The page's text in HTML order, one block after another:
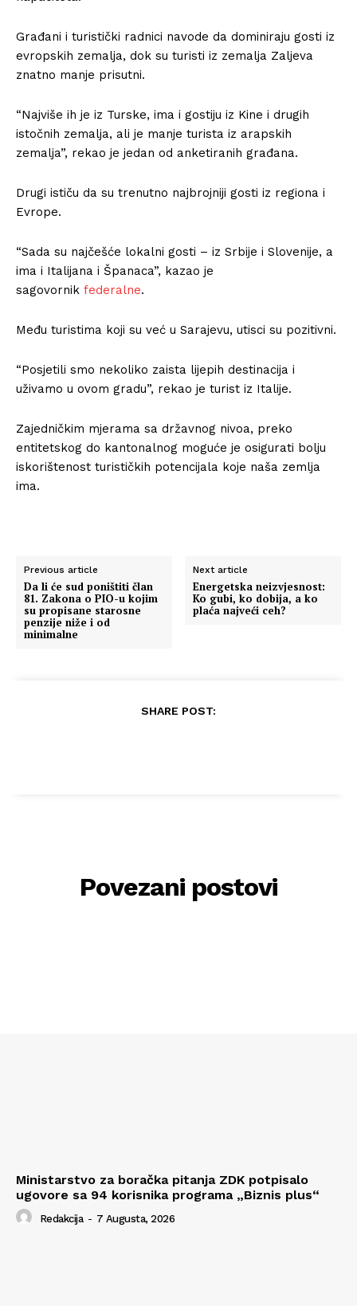
Građani i turistički radnici navode da dominiraju gosti iz
evropskih zemalja, dok su turisti iz zemalja Zaljeva
znatno manje prisutni.
“Najviše ih je iz Turske, ima i gostiju iz Kine i drugih
istočnih zemalja, ali je manje turista iz arapskih
zemalja”, rekao je jedan od anketiranih građana.
Drugi ističu da su trenutno najbrojniji gosti iz regiona i
Evrope.
“Sada su najčešće lokalni gosti – iz Srbije i Slovenije, a
ima i Italijana i Španaca”, kazao je
sagovornik federalne.
Među turistima koji su već u Sarajevu, utisci su pozitivni.
“Posjetili smo nekoliko zaista lijepih destinacija i
uživamo u ovom gradu”, rekao je turist iz Italije.
Zajedničkim mjerama sa državnog nivoa, preko
entitetskog do kantonalnog moguće je osigurati bolju
iskorištenost turističkih potencijala koje naša zemlja
ima.
Previous article
Da li će sud poništiti član
81. Zakona o PIO-u kojim
su propisane starosne
penzije niže i od
minimalne
Next article
Energetska neizvjesnost:
Ko gubi, ko dobija, a ko
plaća najveći ceh?
SHARE POST:
Povezani postovi
Ministarstvo za boračka pitanja ZDK potpisalo
ugovore sa 94 korisnika programa „Biznis plus“
Redakcija - 7 Augusta, 2026